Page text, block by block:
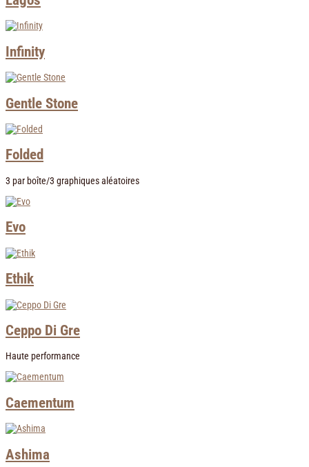
Infinity
Gentle Stone
Folded
3 par boîte/3 graphiques aléatoires
Evo
Ethik
Ceppo Di Gre
Haute performance
Caementum
Ashima